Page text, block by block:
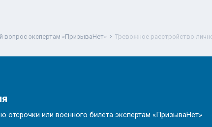
вопрос экспертам «ПризываНет» Тревожное расстройство
отсрочки или военного билета экспертам «ПризываНет»